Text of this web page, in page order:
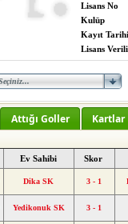
Lisans No
Kulüp
Kayıt Tarihi
Lisans
Attığı Goller Kartlar
Ev Sahibi Skor
Dika SK 3 - 1
Yedikonuk SK 3 - 1